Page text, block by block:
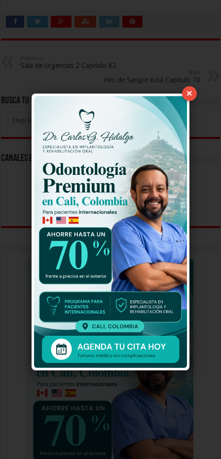
Sala de Urgencias 2 Capitulo 62
Hilo de Sangre Azul Capitulo 70
Busca Tu Video Aqui
Aqui
Canales En Vivo
×